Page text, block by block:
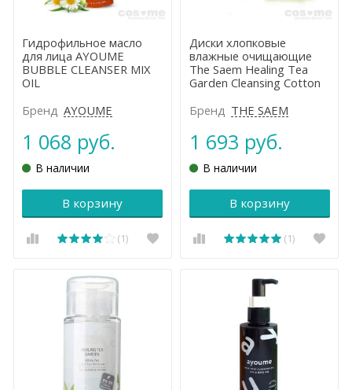
Гидрофильное масло
для лица AYOUME
BUBBLE CLEANSER MIX
OIL
Бренд AYOUME
1 068 руб.
В наличии
В корзину
(1)
Диски хлопковые
влажные очищающие
The Saem Healing Tea
Garden Cleansing Cotton
Бренд THE SAEM
1 693 руб.
В наличии
В корзину
(1)